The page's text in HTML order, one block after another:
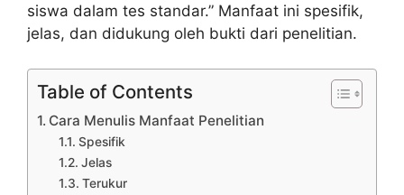
siswa dalam tes standar.” Manfaat ini spesifik,
jelas, dan didukung oleh bukti dari penelitian.
Table of Contents
Cara Menulis Manfaat Penelitian
Spesifik
Jelas
Terukur